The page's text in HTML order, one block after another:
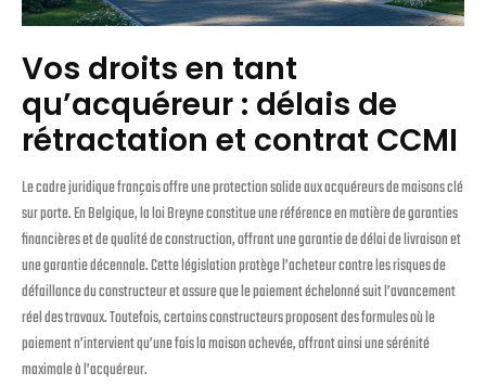
Vos droits en tant
qu’acquéreur : délais de
rétractation et contrat CCMI
Le cadre juridique français offre une protection solide aux acquéreurs de maisons clé
sur porte. En Belgique, la loi Breyne constitue une référence en matière de garanties
financières et de qualité de construction, offrant une garantie de délai de livraison et
une garantie décennale. Cette législation protège l’acheteur contre les risques de
défaillance du constructeur et assure que le paiement échelonné suit l’avancement
réel des travaux. Toutefois, certains constructeurs proposent des formules où le
paiement n’intervient qu’une fois la maison achevée, offrant ainsi une sérénité
maximale à l’acquéreur.